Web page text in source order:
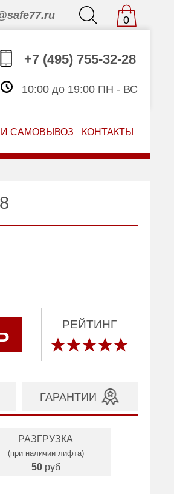
0
+7 (495) 755-32-28
10:00 до 19:00 ПН - ВС
И САМОВЫВОЗ КОНТАКТЫ
РЕЙТИНГ
ГАРАНТИИ
РАЗГРУЗКА
(при наличии лифта)
50 руб